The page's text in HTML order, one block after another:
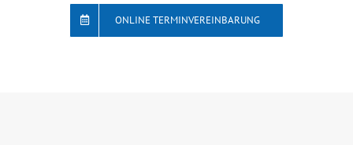
ONLINE TERMINVEREINBARUNG